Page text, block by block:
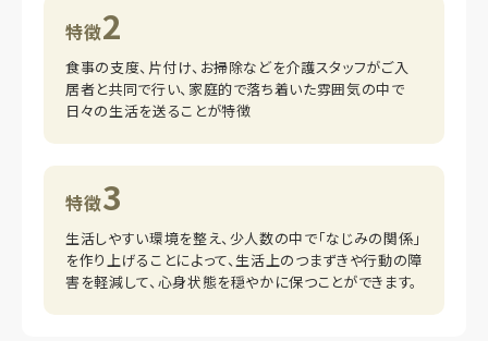
特徴2
食事の支度、片付け、お掃除などを介護スタッフがご入
居者と共同で行い、家庭的で落ち着いた雰囲気の中で
日々の生活を送ることが特徴
特徴3
生活しやすい環境を整え、少人数の中で「なじみの関係」
を作り上げることによって、生活上のつまずきや行動の障
害を軽減して、心身状態を穏やかに保つことができます。